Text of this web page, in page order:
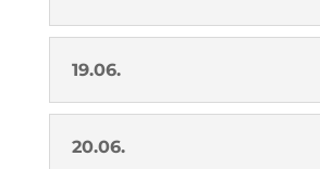
19.06.
20.06.